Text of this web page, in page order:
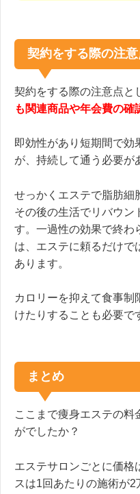
契約をする際の注意
契約をする際の注意点と
も関連商品や年会費の確
即効性があり短期間で効
が、持続して通う必要が
せっかくエステで脂肪細
その後の生活でリバウン
す。一過性の効果で終わ
は、エステに頼るだけで
あります。
カロリーを抑えて食事制
けたりすることも必要で
まとめ
ここまで痩身エステの料
がでしたか？
エステサロンごとに価格
スは1回あたりの施術が